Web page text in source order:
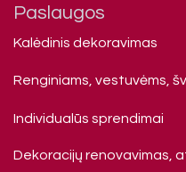
Paslaugos
Kalėdinis dekoravimas
Renginiams, vestuvėms,
Individualūs sprendimai
Dekoracijų renovavimas,